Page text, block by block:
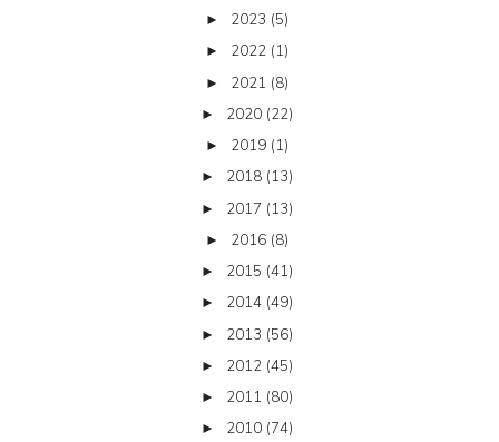
► 2023 (5)
► 2022 (1)
► 2021 (8)
► 2020 (22)
► 2019 (1)
► 2018 (13)
► 2017 (13)
► 2016 (8)
► 2015 (41)
► 2014 (49)
► 2013 (56)
► 2012 (45)
► 2011 (80)
► 2010 (74)